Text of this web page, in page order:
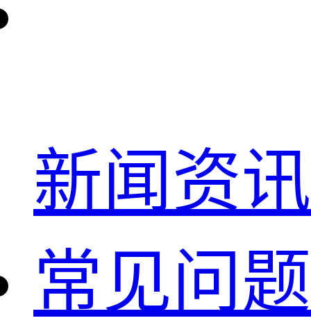
新闻资讯
常见问题